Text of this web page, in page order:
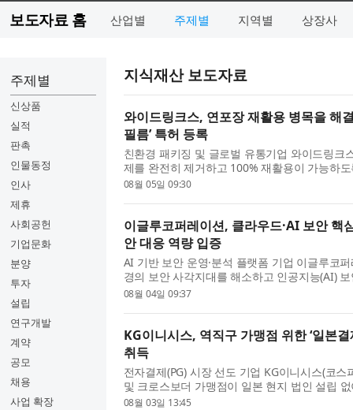
보도자료 홈 산업별 주제별 지역별 상장사
주제별
신상품
실적
판촉
인물동정
인사
제휴
사회공헌
기업문화
분양
투자
설립
연구개발
계약
공모
채용
사업 확장
지식재산 보도자료
와이드링크스, 연포장 재활용 병목을 해
필름’ 특허 등록
친환경 패키징 및 글로벌 유통기업 와이드링크
제를 완전히 제거하고 100% 재활용이 가능하
패키징 필름, 이의 제조방법 및 상기 필름을 포
08월 05일 09:30
이글루코퍼레이션, 클라우드·AI 보안 핵
안 대응 역량 입증
AI 기반 보안 운영·분석 플랫폼 기업 이글루코
경의 보안 사각지대를 해소하고 인공지능(AI)
는 핵심 특허 4건을 취득했다고 밝혔다. 이글루
08월 04일 09:37
KG이니시스, 역직구 가맹점 위한 ‘일본
취득
전자결제(PG) 시장 선도 기업 KG이니시스(코
및 크로스보더 가맹점이 일본 현지 법인 설립
하게 연동할 수 있는 ‘일본결제서비스’ 핵심 기
08월 03일 13:45